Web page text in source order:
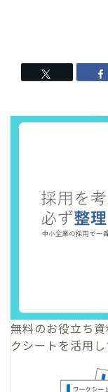
無料のお役立ち資
クシートを活用